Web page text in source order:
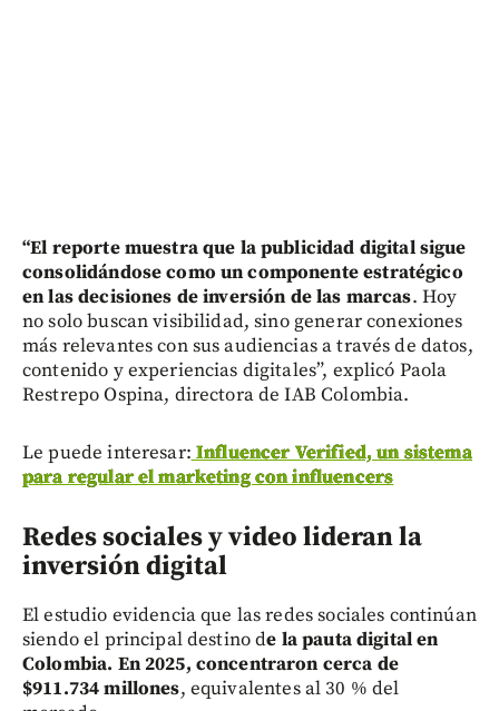
“El reporte muestra que la publicidad digital sigue
consolidándose como un componente estratégico
en las decisiones de inversión de las marcas. Hoy
no solo buscan visibilidad, sino generar conexiones
más relevantes con sus audiencias a través de datos,
contenido y experiencias digitales”, explicó Paola
Restrepo Ospina, directora de IAB Colombia.
Le puede interesar: Influencer Verified, un sistema
para regular el marketing con influencers
Redes sociales y video lideran la
inversión digital
El estudio evidencia que las redes sociales continúan
siendo el principal destino de la pauta digital en
Colombia. En 2025, concentraron cerca de
$911.734 millones, equivalentes al 30 % del